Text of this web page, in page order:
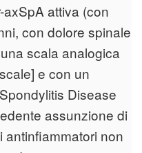
attiva (con
con dolore spinale
scala analogica
e con un
Disease
assunzione di
antinfiammatori non